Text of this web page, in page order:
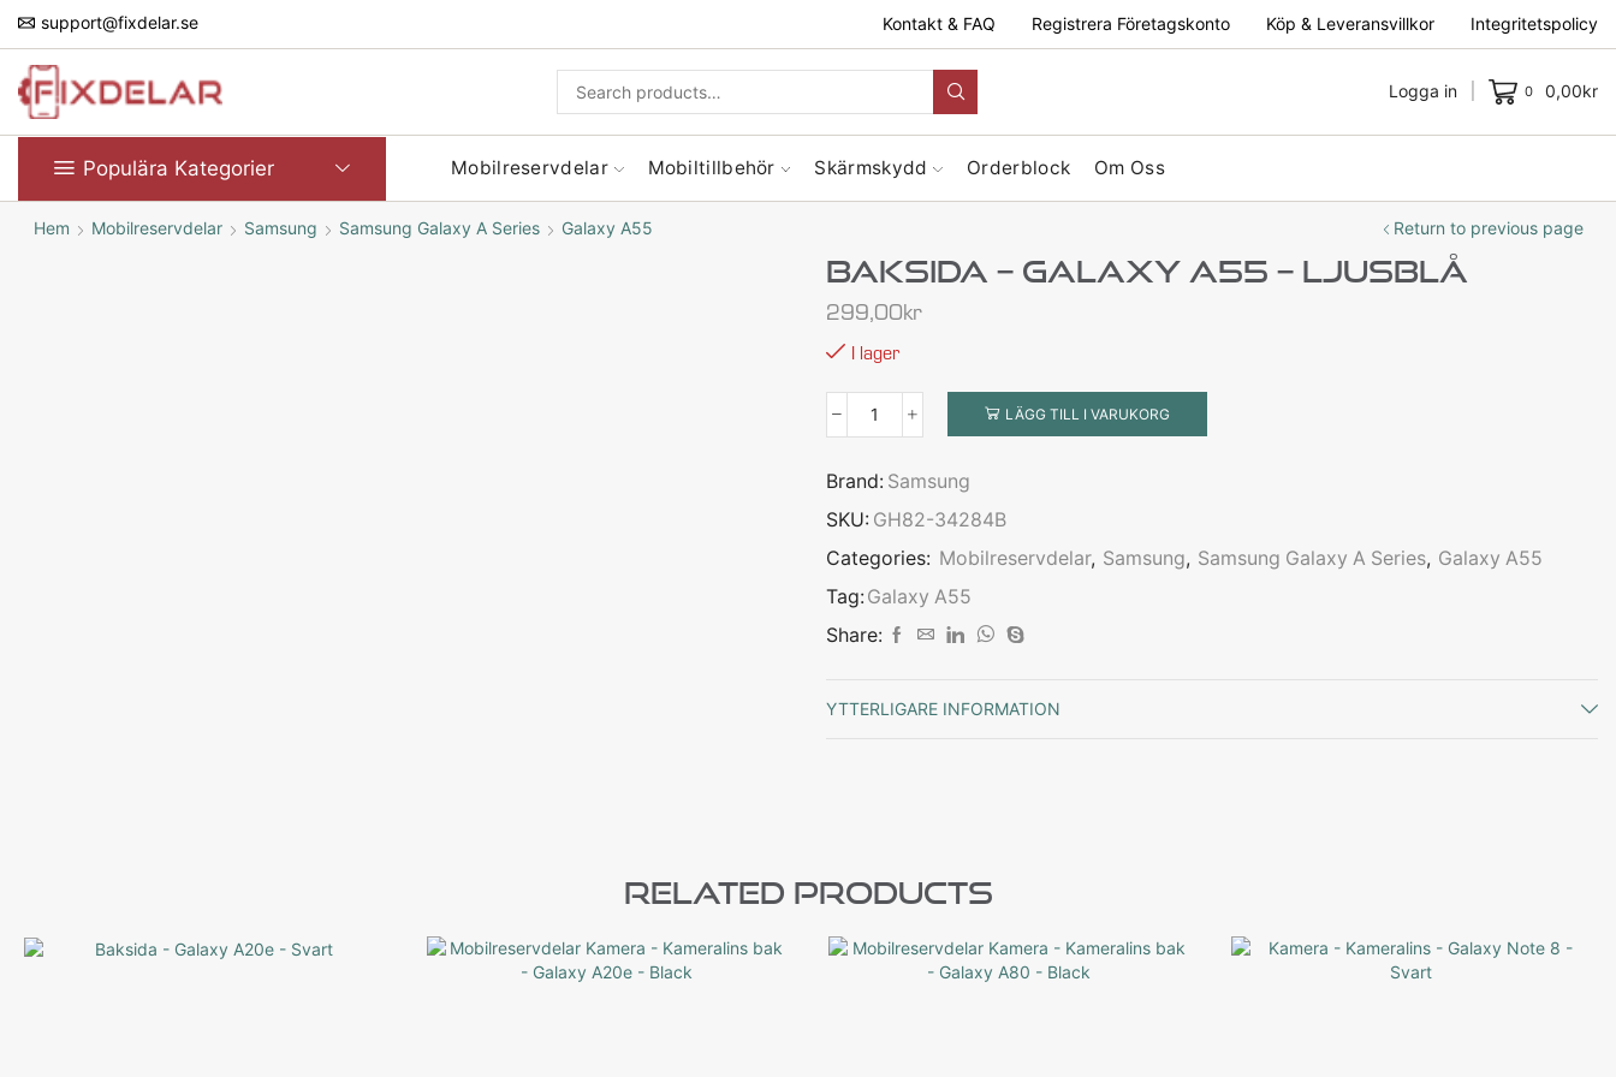
support@fixdelar.se Kontakt & FAQ Registrera Företagskonto Köp & Leveransvillkor Integritetspolicy
Logga in 0 0,00kr
Populära Kategorier Mobilreservdelar Mobiltillbehör Skärmskydd Orderblock Om Oss
Hem Mobilreservdelar Samsung Samsung Galaxy A Series Galaxy A55 Return to previous page
Baksida – Galaxy A55 – Ljusblå
299,00kr
I lager
LÄGG TILL I VARUKORG
Brand: Samsung
SKU: GH82-34284B
Categories: Mobilreservdelar, Samsung, Samsung Galaxy A Series, Galaxy A55
Tag: Galaxy A55
Share:
YTTERLIGARE INFORMATION
Related Products